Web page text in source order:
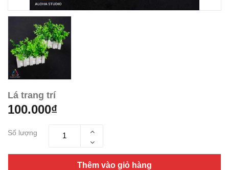
Lá trang trí
100.000₫
Số lượng
Thêm vào giỏ hàng